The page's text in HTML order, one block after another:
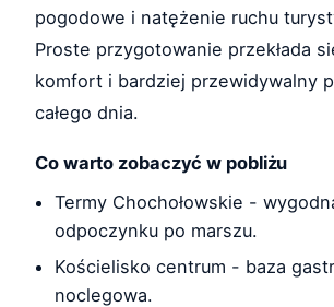
pogodowe i natężenie ruchu
Proste przygotowanie przekłada
komfort i bardziej przewidywalny
całego dnia.
Co warto zobaczyć w pobliżu
Termy Chochołowskie -
odpoczynku po marszu.
Kościelisko centrum - baza
noclegowa.